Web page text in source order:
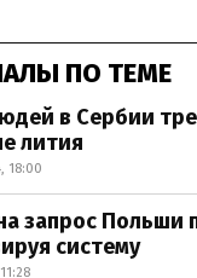
ПО ТЕМЕ
в Сербии
лития
18:00
запрос Польши
систему